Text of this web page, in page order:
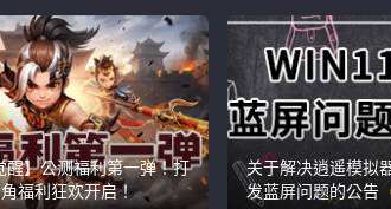
醒】公测福利第一弹！打
福利狂欢开启！
关于解决逍遥模拟
发蓝屏问题的公告